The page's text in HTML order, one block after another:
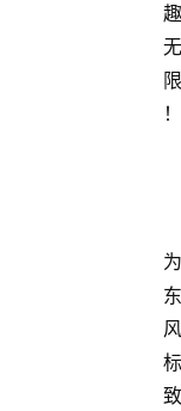
趣
无
限
！
为
东
风
标
致